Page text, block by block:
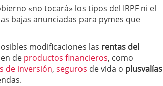
«no tocará» los tipos del IRPF ni el
bajas anunciadas para pymes que
modificaciones las rentas del
de productos financieros, como
de inversión, seguros de vida o plusvalías